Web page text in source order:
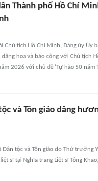
Thành phố Hồ Chí
Chủ tịch Hồ Chí Minh, Đảng ủy Ủy
hoa và báo công với Chủ tịch
2026 với chủ đề 'Tự hào 50 năm
và Tôn giáo dâng
tộc và Tôn giáo do Thứ trưởng
sĩ tại Nghĩa trang Liệt sĩ Tông